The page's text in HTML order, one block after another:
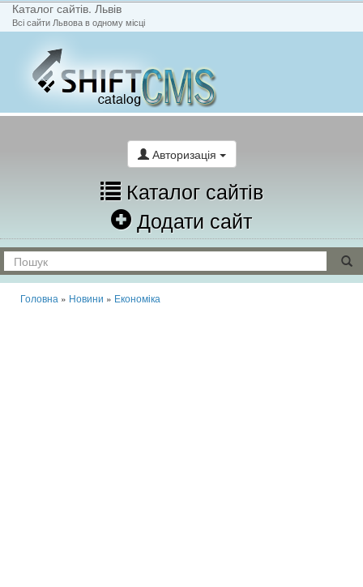
Каталог сайтів. Львів
Всі сайти Львова в одному місці
Авторизація
Каталог сайтів
Додати сайт
Головна » Новини » Економіка